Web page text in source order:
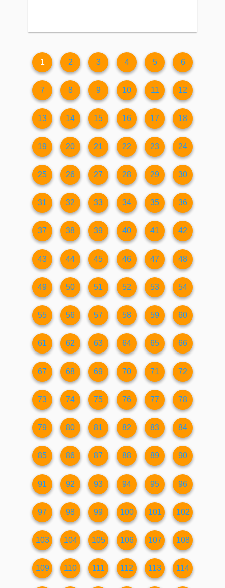
1 2 3 4 5 6
7 8 9 10 11 12
13 14 15 16 17 18
19 20 21 22 23 24
25 26 27 28 29 30
31 32 33 34 35 36
37 38 39 40 41 42
43 44 45 46 47 48
49 50 51 52 53 54
55 56 57 58 59 60
61 62 63 64 65 66
67 68 69 70 71 72
73 74 75 76 77 78
79 80 81 82 83 84
85 86 87 88 89 90
91 92 93 94 95 96
97 98 99 100 101 102
103 104 105 106 107 108
109 110 111 112 113 114